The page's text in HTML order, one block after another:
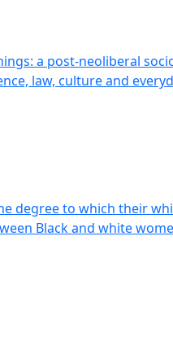
a post-neoliberal
law, culture and
degree to which their
Black and white